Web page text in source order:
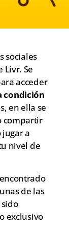
sociales
Livr. Se
acceder
condición
en ella se
compartir
a
nivel de
de las
exclusivo